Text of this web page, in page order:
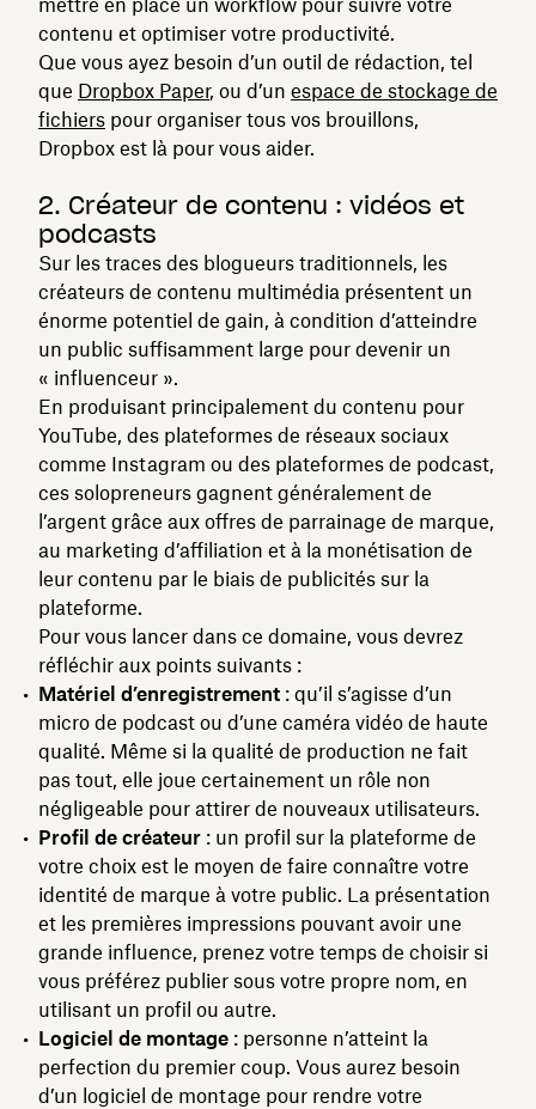
contenu et optimiser votre productivité.
Que vous ayez besoin d’un outil de rédaction, tel
que Dropbox Paper, ou d’un espace de stockage de
fichiers pour organiser tous vos brouillons,
Dropbox est là pour vous aider.
2. Créateur de contenu : vidéos et
podcasts
Sur les traces des blogueurs traditionnels, les
créateurs de contenu multimédia présentent un
énorme potentiel de gain, à condition d’atteindre
un public suffisamment large pour devenir un
« influenceur ».
En produisant principalement du contenu pour
YouTube, des plateformes de réseaux sociaux
comme Instagram ou des plateformes de podcast,
ces solopreneurs gagnent généralement de
l’argent grâce aux offres de parrainage de marque,
au marketing d’affiliation et à la monétisation de
leur contenu par le biais de publicités sur la
plateforme.
Pour vous lancer dans ce domaine, vous devrez
réfléchir aux points suivants :
Matériel d’enregistrement : qu’il s’agisse d’un
micro de podcast ou d’une caméra vidéo de haute
qualité. Même si la qualité de production ne fait
pas tout, elle joue certainement un rôle non
négligeable pour attirer de nouveaux utilisateurs.
Profil de créateur : un profil sur la plateforme de
votre choix est le moyen de faire connaître votre
identité de marque à votre public. La présentation
et les premières impressions pouvant avoir une
grande influence, prenez votre temps de choisir si
vous préférez publier sous votre propre nom, en
utilisant un profil ou autre.
Logiciel de montage : personne n’atteint la
perfection du premier coup. Vous aurez besoin
d’un logiciel de montage pour rendre votre